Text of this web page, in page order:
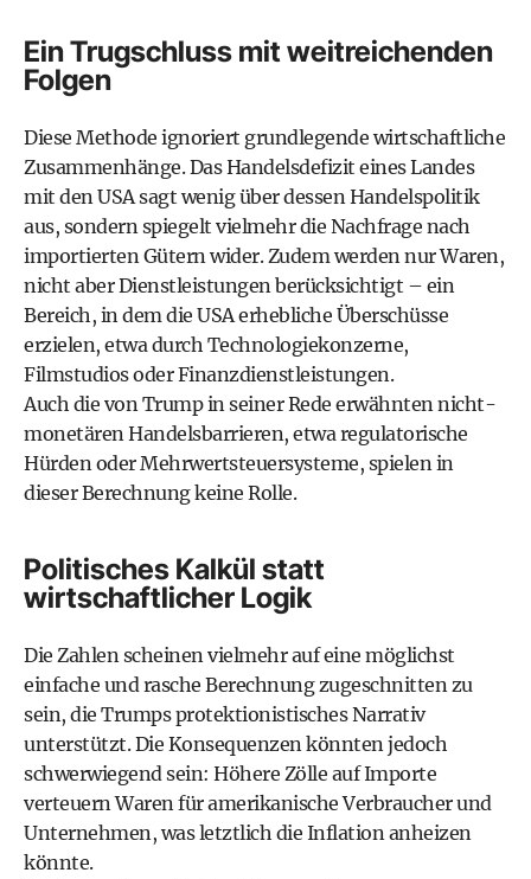
Ein Trugschluss mit weitreichenden
Folgen
Diese Methode ignoriert grundlegende wirtschaftliche
Zusammenhänge. Das Handelsdefizit eines Landes
mit den USA sagt wenig über dessen Handelspolitik
aus, sondern spiegelt vielmehr die Nachfrage nach
importierten Gütern wider. Zudem werden nur Waren,
nicht aber Dienstleistungen berücksichtigt – ein
Bereich, in dem die USA erhebliche Überschüsse
erzielen, etwa durch Technologiekonzerne,
Filmstudios oder Finanzdienstleistungen.
Auch die von Trump in seiner Rede erwähnten nicht-
monetären Handelsbarrieren, etwa regulatorische
Hürden oder Mehrwertsteuersysteme, spielen in
dieser Berechnung keine Rolle.
Politisches Kalkül statt
wirtschaftlicher Logik
Die Zahlen scheinen vielmehr auf eine möglichst
einfache und rasche Berechnung zugeschnitten zu
sein, die Trumps protektionistisches Narrativ
unterstützt. Die Konsequenzen könnten jedoch
schwerwiegend sein: Höhere Zölle auf Importe
verteuern Waren für amerikanische Verbraucher und
Unternehmen, was letztlich die Inflation anheizen
könnte.